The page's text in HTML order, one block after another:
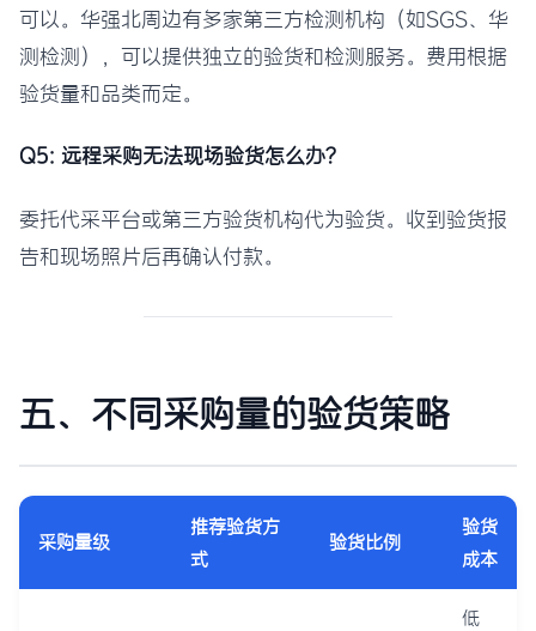
可以。华强北周边有多家第三方检测机构（如SGS、华
测检测），可以提供独立的验货和检测服务。费用根据
验货量和品类而定。
Q5: 远程采购无法现场验货怎么办？
委托代采平台或第三方验货机构代为验货。收到验货报
告和现场照片后再确认付款。
五、不同采购量的验货策略
采购量级
推荐验货方
式
验货比例
验货
成本
低